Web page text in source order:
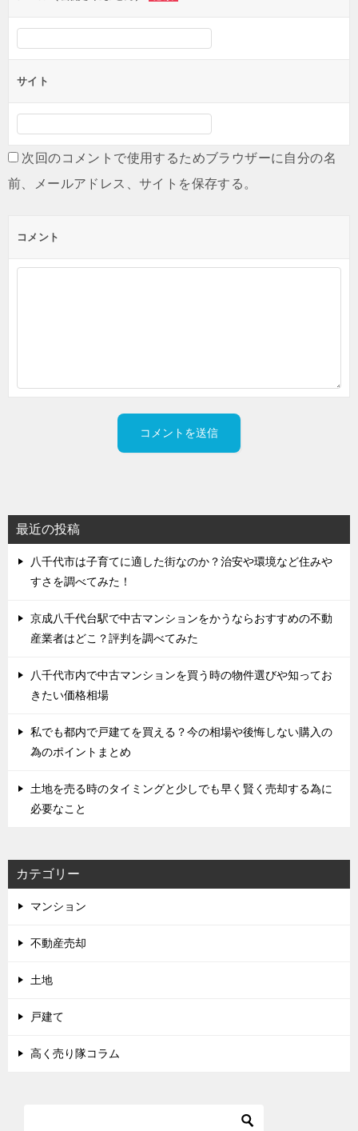
サイト
次回のコメントで使用するためブラウザーに自分の名
前、メールアドレス、サイトを保存する。
コメント
最近の投稿
八千代市は子育てに適した街なのか？治安や環境など住みや
すさを調べてみた！
京成八千代台駅で中古マンションをかうならおすすめの不動
産業者はどこ？評判を調べてみた
八千代市内で中古マンションを買う時の物件選びや知ってお
きたい価格相場
私でも都内で戸建てを買える？今の相場や後悔しない購入の
為のポイントまとめ
土地を売る時のタイミングと少しでも早く賢く売却する為に
必要なこと
カテゴリー
マンション
不動産売却
土地
戸建て
高く売り隊コラム